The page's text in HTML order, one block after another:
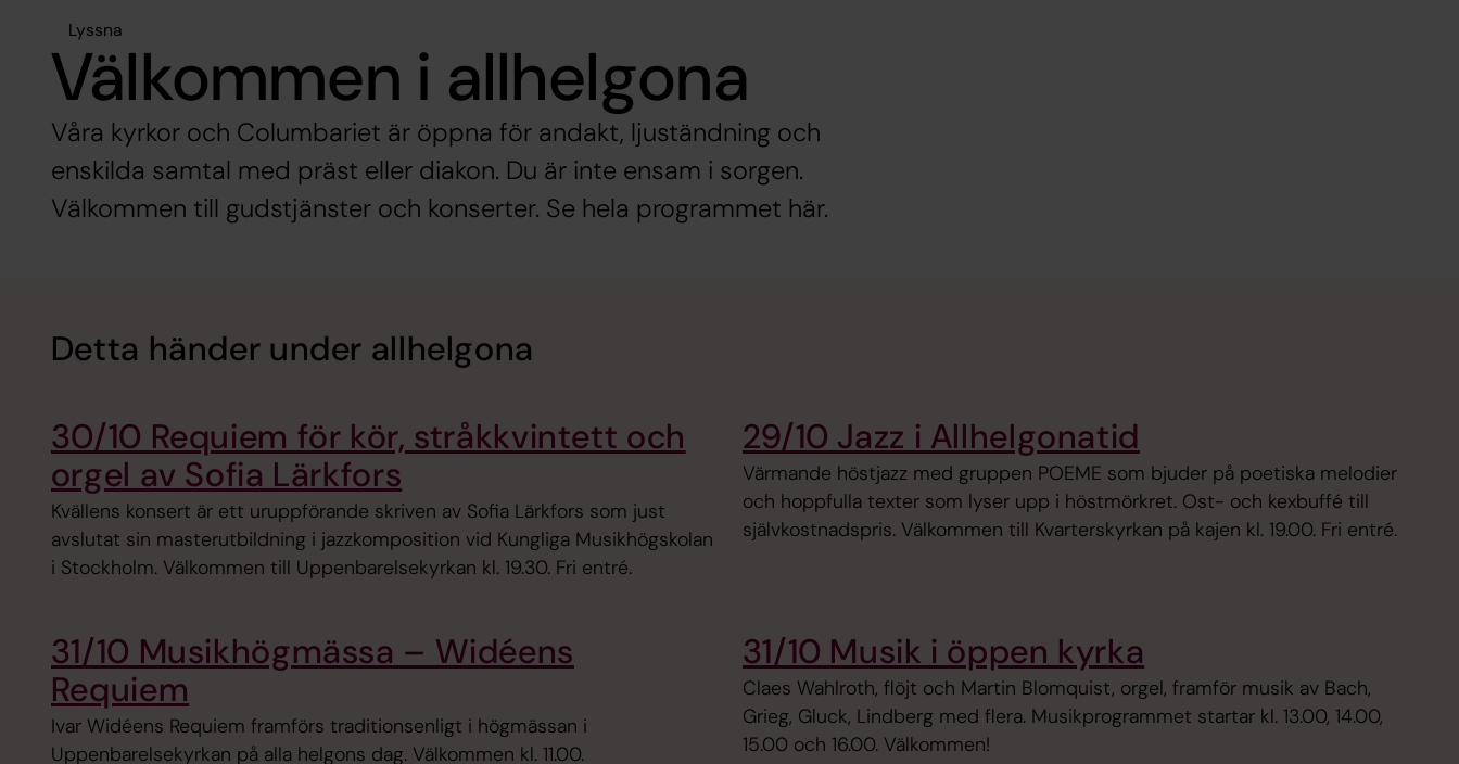
Lyssna
Välkommen i allhelgona
Våra kyrkor och Columbariet är öppna för andakt, ljuständning och
enskilda samtal med präst eller diakon. Du är inte ensam i sorgen.
Välkommen till gudstjänster och konserter. Se hela programmet här.
Detta händer under allhelgona
30/10 Requiem för kör, stråkkvintett och
orgel av Sofia Lärkfors
Kvällens konsert är ett uruppförande skriven av Sofia Lärkfors som just
avslutat sin masterutbildning i jazzkomposition vid Kungliga Musikhögskolan
i Stockholm. Välkommen till Uppenbarelsekyrkan kl. 19.30. Fri entré.
29/10 Jazz i Allhelgonatid
Värmande höstjazz med gruppen POEME som bjuder på poetiska melodier
och hoppfulla texter som lyser upp i höstmörkret. Ost- och kexbuffé till
självkostnadspris. Välkommen till Kvarterskyrkan på kajen kl. 19.00. Fri entré.
31/10 Musikhögmässa – Widéens
Requiem
Ivar Widéens Requiem framförs traditionsenligt i högmässan i
Uppenbarelsekyrkan på alla helgons dag. Välkommen kl. 11.00.
31/10 Musik i öppen kyrka
Claes Wahlroth, flöjt och Martin Blomquist, orgel, framför musik av Bach,
Grieg, Gluck, Lindberg med flera. Musikprogrammet startar kl. 13.00, 14.00,
15.00 och 16.00. Välkommen!